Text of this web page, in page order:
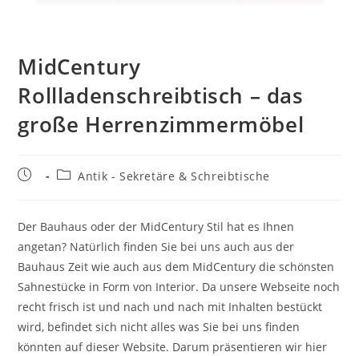
MidCentury
Rollladenschreibtisch – das
große Herrenzimmermöbel
Antik - Sekretäre & Schreibtische
Der Bauhaus oder der MidCentury Stil hat es Ihnen
angetan? Natürlich finden Sie bei uns auch aus der
Bauhaus Zeit wie auch aus dem MidCentury die schönsten
Sahnestücke in Form von Interior. Da unsere Webseite noch
recht frisch ist und nach und nach mit Inhalten bestückt
wird, befindet sich nicht alles was Sie bei uns finden
könnten auf dieser Website. Darum präsentieren wir hier